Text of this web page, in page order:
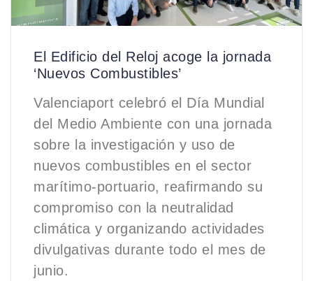
El Edificio del Reloj acoge la jornada
‘Nuevos Combustibles’
Valenciaport celebró el Día Mundial
del Medio Ambiente con una jornada
sobre la investigación y uso de
nuevos combustibles en el sector
marítimo-portuario, reafirmando su
compromiso con la neutralidad
climática y organizando actividades
divulgativas durante todo el mes de
junio.